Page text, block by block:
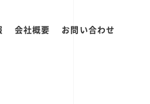
会社概要 お問い合わせ